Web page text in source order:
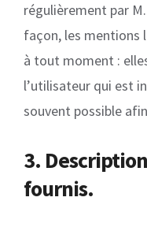
régulièrement par
façon, les mentions
à tout moment :
l’utilisateur qui est
souvent possible
3.
fournis.